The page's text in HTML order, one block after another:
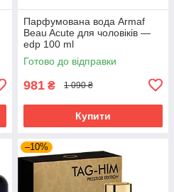
Парфумована вода Armaf
Beau Acute для чоловіків —
edp 100 ml
Готово до відправки
981 ₴ 1 090 ₴
Купити
–10%